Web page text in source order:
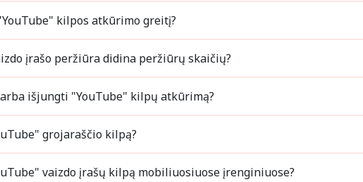
reguliuoti "YouTube" kilpos atkūrimo greitį?
Ar "YouTube" vaizdo įrašo peržiūra didina peržiūrų skaičių?
Kaip sustabdyti arba išjungti "YouTube" kilpų atkūrimą?
"YouTube" grojaraščio kilpą?
Kaip sukurti "YouTube" vaizdo įrašų kilpą mobiliuosiuose įrenginiuose?